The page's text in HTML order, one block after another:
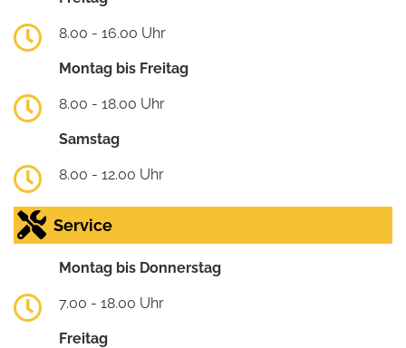
8.00 - 16.00 Uhr
Montag bis Freitag
8.00 - 18.00 Uhr
Samstag
8.00 - 12.00 Uhr
Service
Montag bis Donnerstag
7.00 - 18.00 Uhr
Freitag